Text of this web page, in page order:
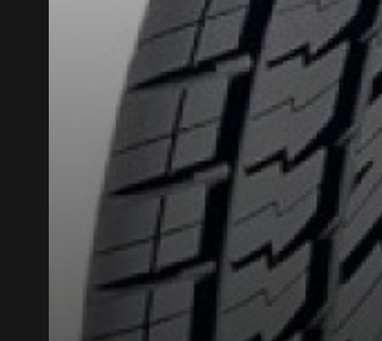
AJOUTER UN AVIS
Votre avis